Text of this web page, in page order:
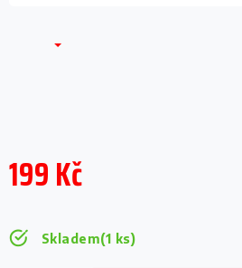
199 Kč
Skladem(1 ks)